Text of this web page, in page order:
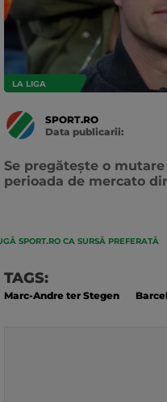
LA LIGA
SPORT.RO
Data publicarii:
Se pregătește o
perioada de mercato
SPORT.RO CA SURSĂ PREFERATĂ
TAGS:
Marc-Andre ter Stegen